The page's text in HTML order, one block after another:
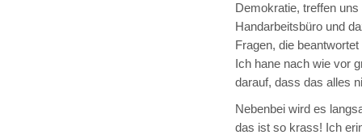
Demokratie, treffen
Handarbeitsbüro und
Fragen, die
Ich hane nach wie vor
darauf, dass das alles
Nebenbei wird es
das ist so krass! Ich